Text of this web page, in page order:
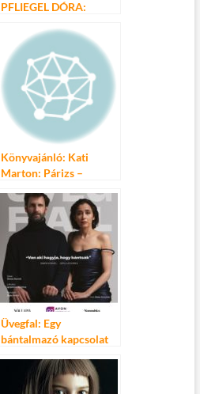
PFLIEGEL DÓRA:
Könyvajánló: Kati
Marton: Párizs –
Üvegfal: Egy
bántalmazó kapcsolat